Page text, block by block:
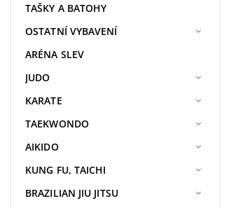
TAŠKY A BATOHY
OSTATNÍ VYBAVENÍ
ARÉNA SLEV
JUDO
KARATE
TAEKWONDO
AIKIDO
KUNG FU, TAICHI
BRAZILIAN JIU JITSU